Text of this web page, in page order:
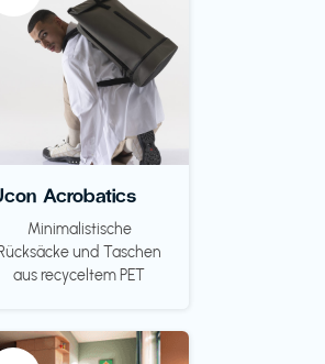
Acrobatics
Minimalistische
Rücksäcke und Taschen
aus recyceltem PET